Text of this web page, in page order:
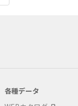
各種データ